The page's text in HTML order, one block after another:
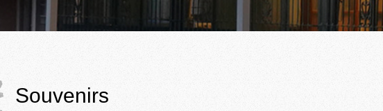
Souvenirs